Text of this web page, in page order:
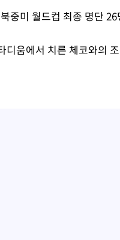
중미 월드컵 최종 명단
디움에서 치른 체코와의